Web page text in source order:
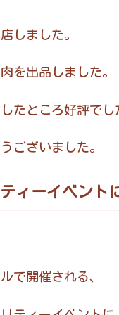
しました。
を出品しました。
たところ好評でし
ございました。
ィーイベント
で開催される、